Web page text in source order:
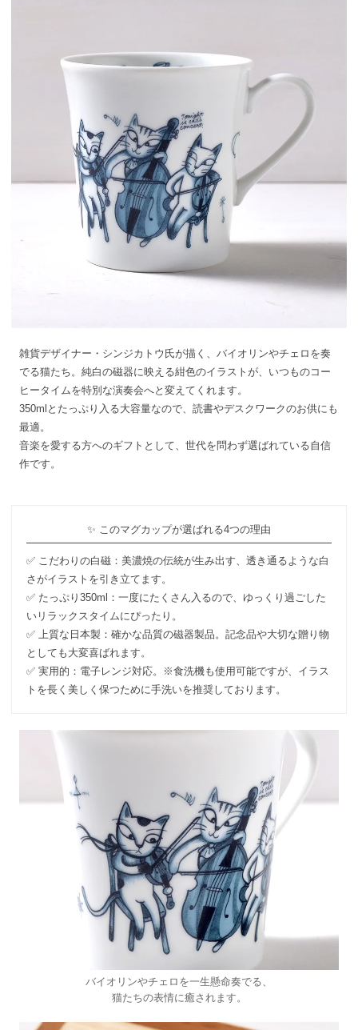
雑貨デザイナー・シンジカトウ氏が描く、バイオリンやチェロを奏
でる猫たち。純白の磁器に映える紺色のイラストが、いつものコー
ヒータイムを特別な演奏会へと変えてくれます。
350mlとたっぷり入る大容量なので、読書やデスクワークのお供にも
最適。
音楽を愛する方へのギフトとして、世代を問わず選ばれている自信
作です。
✨ このマグカップが選ばれる4つの理由
✅ こだわりの白磁 ：美濃焼の伝統が生み出す、透き通るような白
さがイラストを引き立てます。
✅ たっぷり350ml ：一度にたくさん入るので、ゆっくり過ごした
いリラックスタイムにぴったり。
✅ 上質な日本製 ：確かな品質の磁器製品。記念品や大切な贈り物
としても大変喜ばれます。
✅ 実用的 ：電子レンジ対応。※食洗機も使用可能ですが、イラス
トを長く美しく保つために手洗いを推奨しております。
バイオリンやチェロを一生懸命奏でる、
猫たちの表情に癒されます。